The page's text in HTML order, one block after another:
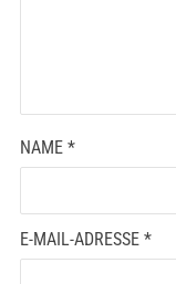
NAME *
E-MAIL-ADRESSE *